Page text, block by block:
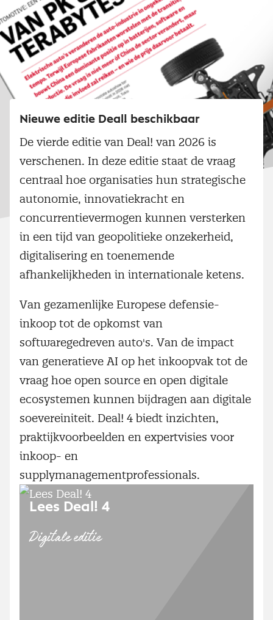
Nieuwe editie Deal! beschikbaar
De vierde editie van Deal! van 2026 is
verschenen. In deze editie staat de vraag
centraal hoe organisaties hun strategische
autonomie, innovatiekracht en
concurrentievermogen kunnen versterken
in een tijd van geopolitieke onzekerheid,
digitalisering en toenemende
afhankelijkheden in internationale ketens.
Van gezamenlijke Europese defensie-
inkoop tot de opkomst van
softwaregedreven auto's. Van de impact
van generatieve AI op het inkoopvak tot de
vraag hoe open source en open digitale
ecosystemen kunnen bijdragen aan digitale
soevereiniteit. Deal! 4 biedt inzichten,
praktijkvoorbeelden en expertvisies voor
inkoop- en
supplymanagementprofessionals.
Lees Deal! 4
Digitale editie